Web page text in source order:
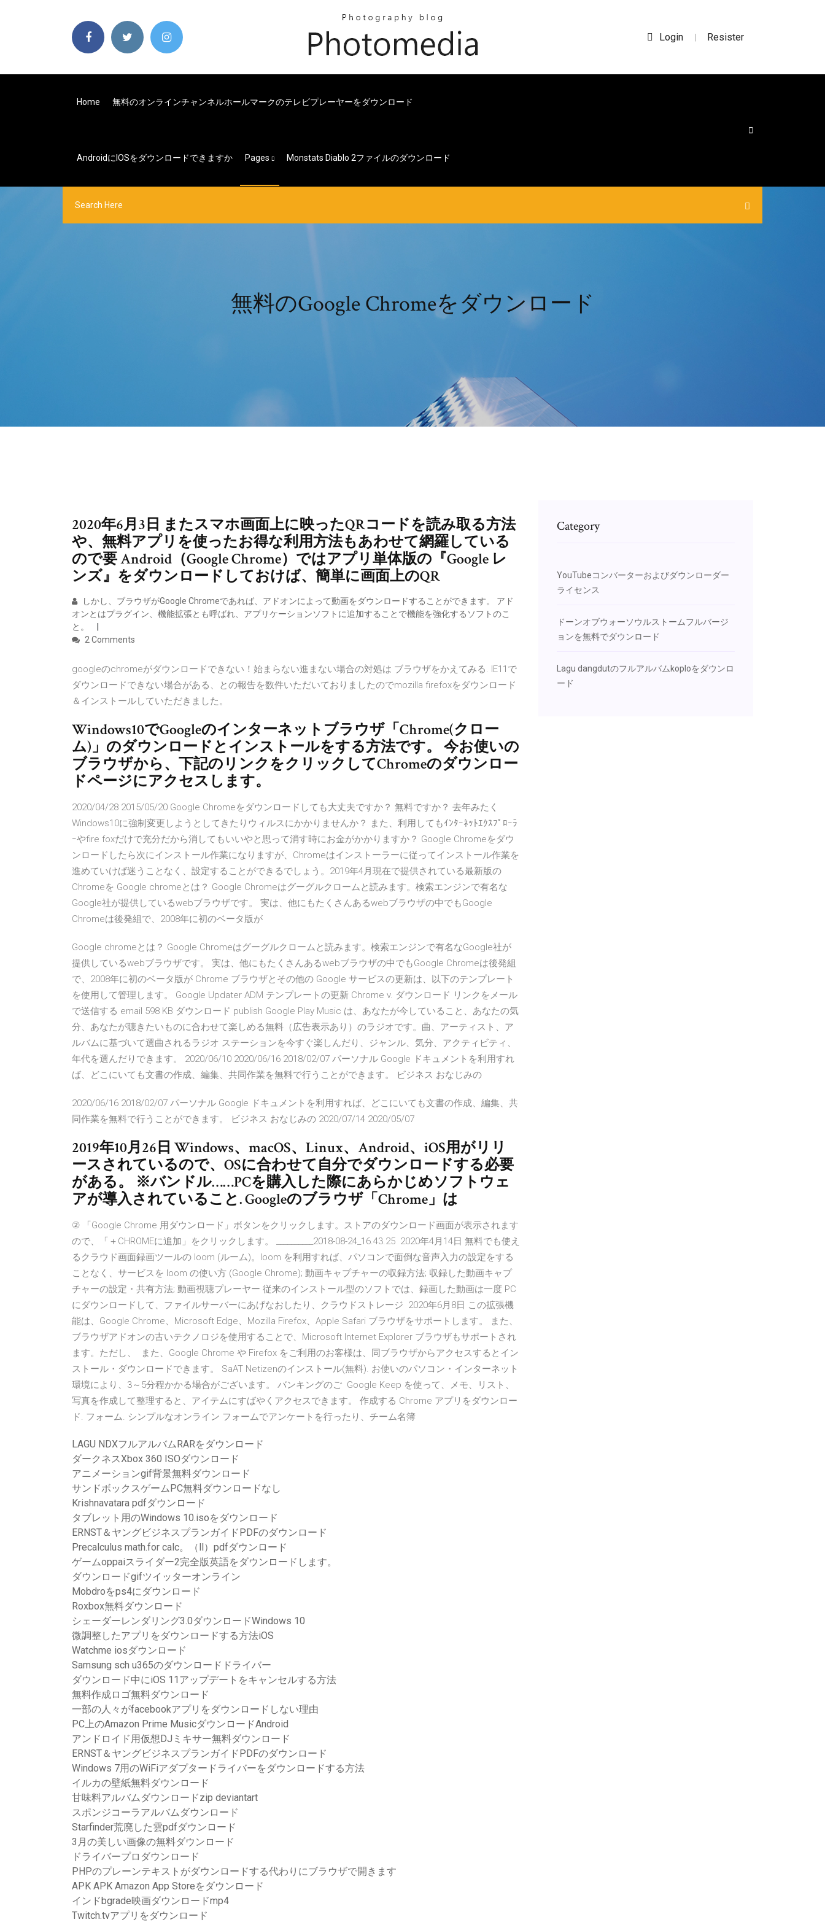
Login | Resister
Home 無料のオンラインチャンネルホールマークのテレビプレーヤーをダウンロード
AndroidにiOSをダウンロードできますか Pages Monstats Diablo 2ファイルのダウンロード
無料のGoogle Chromeをダウンロード
2020年6月3日 またスマホ画面上に映ったQRコードを読み取る方法
や、無料アプリを使ったお得な利用方法もあわせて網羅している
ので要 Android（Google Chrome）ではアプリ単体版の『Google レ
ンズ』をダウンロードしておけば、簡単に画面上のQR
しかし、ブラウザがGoogle Chromeであれば、アドオンによって動画をダウンロードすることができます。 アド
オンとはプラグイン、機能拡張とも呼ばれ、アプリケーションソフトに追加することで機能を強化するソフトのこ
と。
2 Comments
googleのchromeがダウンロードできない！始まらない進まない場合の対処は ブラウザをかえてみる. IE11で
ダウンロードできない場合がある、との報告を数件いただいておりましたのでmozilla firefoxをダウンロード
＆インストールしていただきました。
Windows10でGoogleのインターネットブラウザ「Chrome(クロー
ム)」のダウンロードとインストールをする方法です。 今お使いの
ブラウザから、下記のリンクをクリックしてChromeのダウンロー
ドページにアクセスします。
2020/04/28 2015/05/20 Google Chromeをダウンロードしても大丈夫ですか？ 無料ですか？ 去年みたく
Windows10に強制変更しようとしてきたりウィルスにかかりませんか？ また、利用してもｲﾝﾀｰﾈｯﾄｴｸｽﾌﾟﾛｰﾗ
ｰやfire foxだけで充分だから消してもいいやと思って消す時にお金がかかりますか？ Google Chromeをダウ
ンロードしたら次にインストール作業になりますが、Chromeはインストーラーに従ってインストール作業を
進めていけば迷うことなく、設定することができるでしょう。2019年4月現在で提供されている最新版の
Chromeを Google chromeとは？ Google Chromeはグーグルクロームと読みます。検索エンジンで有名な
Google社が提供しているwebブラウザです。 実は、他にもたくさんあるwebブラウザの中でもGoogle
Chromeは後発組で、2008年に初のベータ版が
Google chromeとは？ Google Chromeはグーグルクロームと読みます。検索エンジンで有名なGoogle社が
提供しているwebブラウザです。 実は、他にもたくさんあるwebブラウザの中でもGoogle Chromeは後発組
で、2008年に初のベータ版が Chrome ブラウザとその他の Google サービスの更新は、以下のテンプレート
を使用して管理します。 Google Updater ADM テンプレートの更新 Chrome v. ダウンロード リンクをメール
で送信する email 598 KB ダウンロード publish Google Play Music は、あなたが今していること、あなたの気
分、あなたが聴きたいものに合わせて楽しめる無料（広告表示あり）のラジオです。曲、アーティスト、ア
ルバムに基づいて選曲されるラジオ ステーションを今すぐ楽しんだり、ジャンル、気分、アクティビティ、
年代を選んだりできます。 2020/06/10 2020/06/16 2018/02/07 パーソナル Google ドキュメントを利用すれ
ば、どこにいても文書の作成、編集、共同作業を無料で行うことができます。 ビジネス おなじみの
2020/06/16 2018/02/07 パーソナル Google ドキュメントを利用すれば、どこにいても文書の作成、編集、共
同作業を無料で行うことができます。 ビジネス おなじみの 2020/07/14 2020/05/07
2019年10月26日 Windows、macOS、Linux、Android、iOS用がリリ
ースされているので、OSに合わせて自分でダウンロードする必要
がある。 ※バンドル……PCを購入した際にあらかじめソフトウェ
アが導入されていること. Googleのブラウザ「Chrome」は
② 「Google Chrome 用ダウンロード」ボタンをクリックします。ストアのダウンロード画面が表示されます
ので、「＋CHROMEに追加」をクリックします。 __________2018-08-24_16.43.25 2020年4月14日 無料でも使え
るクラウド画面録画ツールの loom (ルーム)。loom を利用すれば、パソコンで面倒な音声入力の設定をする
ことなく、サービスを loom の使い方 (Google Chrome); 動画キャプチャーの収録方法; 収録した動画キャプ
チャーの設定・共有方法; 動画視聴プレーヤー 従来のインストール型のソフトでは、録画した動画は一度 PC
にダウンロードして、ファイルサーバーにあげなおしたり、クラウドストレージ 2020年6月8日 この拡張機
能は、Google Chrome、Microsoft Edge、Mozilla Firefox、Apple Safari ブラウザをサポートします。 また、
ブラウザアドオンの古いテクノロジを使用することで、Microsoft Internet Explorer ブラウザもサポートされ
ます。ただし、 また、Google Chrome や Firefox をご利用のお客様は、同ブラウザからアクセスするとイン
ストール・ダウンロードできます。 SaAT Netizenのインストール(無料). お使いのパソコン・インターネット
環境により、3～5分程かかる場合がございます。 バンキングのご Google Keep を使って、メモ、リスト、
写真を作成して整理すると、アイテムにすばやくアクセスできます。 作成する Chrome アプリをダウンロー
ド. フォーム. シンプルなオンライン フォームでアンケートを行ったり、チーム名簿
LAGU NDXフルアルバムRARをダウンロード
ダークネスXbox 360 ISOダウンロード
アニメーションgif背景無料ダウンロード
サンドボックスゲームPC無料ダウンロードなし
Krishnavatara pdfダウンロード
タブレット用のWindows 10.isoをダウンロード
ERNST＆ヤングビジネスプランガイドPDFのダウンロード
Precalculus math.for calc。（ll）pdfダウンロード
ゲームoppaiスライダー2完全版英語をダウンロードします。
ダウンロードgifツイッターオンライン
Mobdroをps4にダウンロード
Roxbox無料ダウンロード
シェーダーレンダリング3.0ダウンロードWindows 10
微調整したアプリをダウンロードする方法iOS
Watchme iosダウンロード
Samsung sch u365のダウンロードドライバー
ダウンロード中にiOS 11アップデートをキャンセルする方法
無料作成ロゴ無料ダウンロード
一部の人々がfacebookアプリをダウンロードしない理由
PC上のAmazon Prime MusicダウンロードAndroid
アンドロイド用仮想DJミキサー無料ダウンロード
ERNST＆ヤングビジネスプランガイドPDFのダウンロード
Windows 7用のWiFiアダプタードライバーをダウンロードする方法
イルカの壁紙無料ダウンロード
甘味料アルバムダウンロードzip deviantart
スポンジコーラアルバムダウンロード
Starfinder荒廃した雲pdfダウンロード
3月の美しい画像の無料ダウンロード
ドライバープロダウンロード
PHPのプレーンテキストがダウンロードする代わりにブラウザで開きます
APK APK Amazon App Storeをダウンロード
インドbgrade映画ダウンロードmp4
Twitch.tvアプリをダウンロード
Category
YouTubeコンバーターおよびダウンローダー
ライセンス
ドーンオブウォーソウルストームフルバージ
ョンを無料でダウンロード
Lagu dangdutのフルアルバムkoploをダウンロ
ード